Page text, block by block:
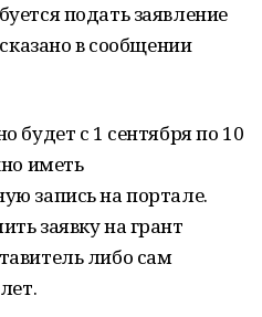
подать заявление
в сообщении
будет с 1 сентября по 10
иметь
запись на портале.
заявку на грант
либо сам